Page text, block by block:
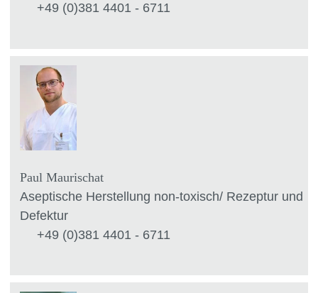
+49 (0)381 4401 - 6711
Paul Maurischat
Aseptische Herstellung non-toxisch/ Rezeptur und
Defektur
+49 (0)381 4401 - 6711